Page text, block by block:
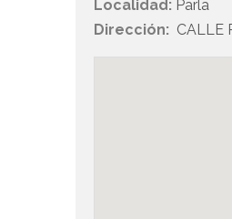
Localidad: Parla
Dirección: CALLE